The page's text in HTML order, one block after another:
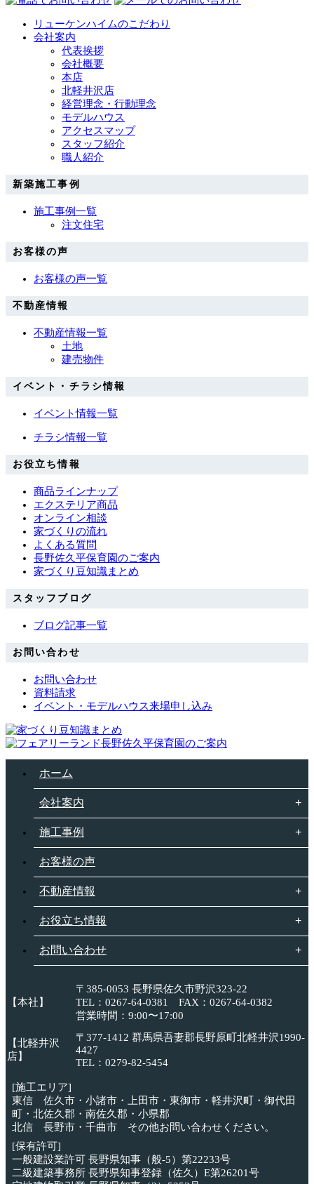
リューケンハイムのこだわり
会社案内
代表挨拶
会社概要
本店
北軽井沢店
経営理念・行動理念
モデルハウス
アクセスマップ
スタッフ紹介
職人紹介
新築施工事例
施工事例一覧
注文住宅
お客様の声
お客様の声一覧
不動産情報
不動産情報一覧
土地
建売物件
イベント・チラシ情報
イベント情報一覧
チラシ情報一覧
お役立ち情報
商品ラインナップ
エクステリア商品
オンライン相談
家づくりの流れ
よくある質問
長野佐久平保育園のご案内
家づくり豆知識まとめ
スタッフブログ
ブログ記事一覧
お問い合わせ
お問い合わせ
資料請求
イベント・モデルハウス来場申し込み
ホーム
会社案内
施工事例
お客様の声
不動産情報
お役立ち情報
お問い合わせ
【本社】
〒385-0053 長野県佐久市野沢323-22
TEL：0267-64-0381 FAX：0267-64-0382
営業時間：9:00〜17:00
【北軽井沢
店】
〒377-1412 群馬県吾妻郡長野原町北軽井沢1990-
4427
TEL：0279-82-5454
[施工エリア]
東信 佐久市・小諸市・上田市・東御市・軽井沢町・御代田
町・北佐久郡・南佐久郡・小県郡
北信 長野市・千曲市 その他お問い合わせください。
[保有許可]
一般建設業許可 長野県知事（般-5）第22233号
二級建築事務所 長野県知事登録（佐久）E第26201号